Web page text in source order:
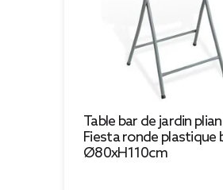
Table bar de jardin
Fiesta ronde plastique
Ø80xH110cm